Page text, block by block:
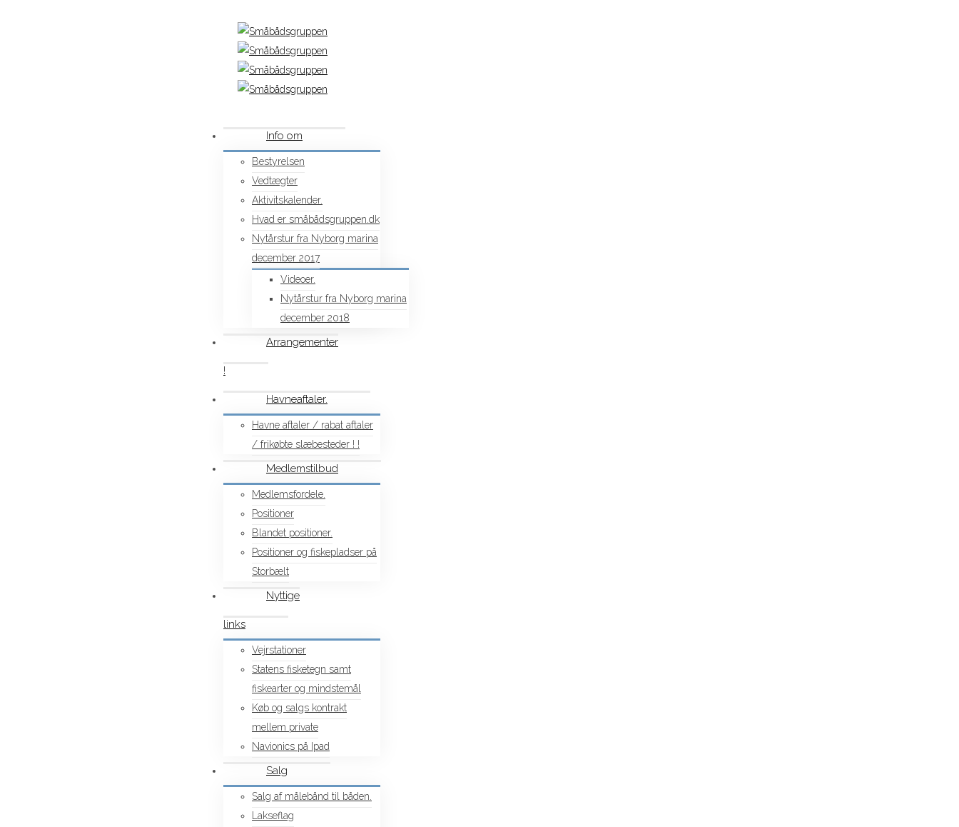
Info om
Bestyrelsen
Vedtægter
Aktivitskalender.
Hvad er småbådsgruppen.dk
Nytårstur fra Nyborg marina
december 2017
Videoer.
Nytårstur fra Nyborg marina
december 2018
Arrangementer
!
Havneaftaler.
Havne aftaler / rabat aftaler
/ frikøbte slæbesteder ! !
Medlemstilbud
Medlemsfordele.
Positioner
Blandet positioner.
Positioner og fiskepladser på
Storbælt
Nyttige
links
Vejrstationer
Statens fisketegn samt
fiskearter og mindstemål
Køb og salgs kontrakt
mellem private
Navionics på Ipad
Salg
Salg af målebånd til båden.
Lakseflag